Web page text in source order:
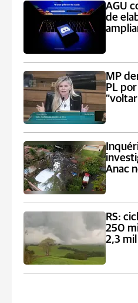
AGU
de
MP
PL
Anac
RS:
250
2,3